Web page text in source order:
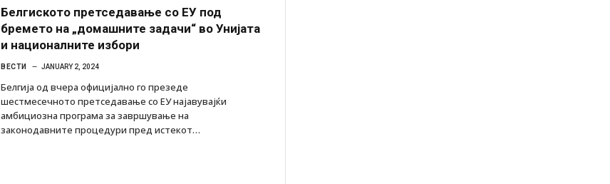
Белгиското претседавање со ЕУ под
бремето на „домашните задачи“ во Унијата
и националните избори
ВЕСТИ JANUARY 2, 2024
Белгија од вчера официјално го презеде
шестмесечното претседавање со ЕУ најавувајќи
амбициозна програма за завршување на
законодавните процедури пред истекот…